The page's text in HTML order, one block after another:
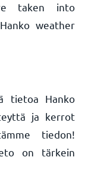
taken into
weather
tietoa Hanko
ja kerrot
tiedon!
on tärkein